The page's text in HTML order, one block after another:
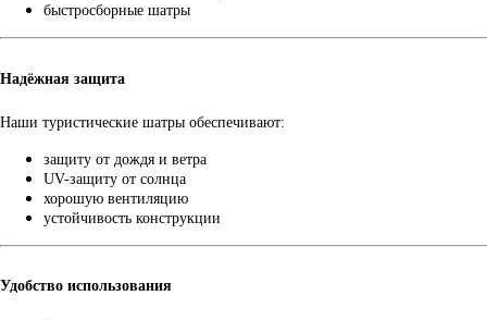
быстросборные шатры
Надёжная защита
Наши туристические шатры обеспечивают:
защиту от дождя и ветра
UV-защиту от солнца
хорошую вентиляцию
устойчивость конструкции
Удобство использования